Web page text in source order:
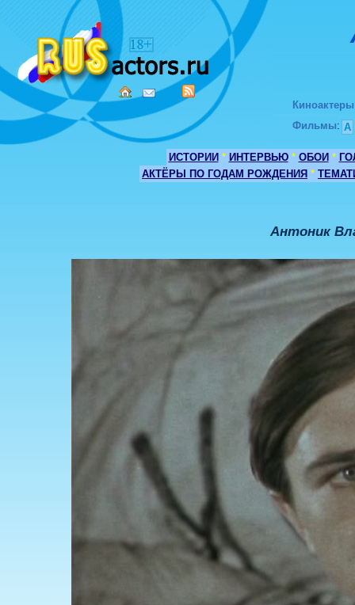
Киноактеры
Фильмы: А
ИСТОРИИ * ИНТЕРВЬЮ * ОБОИ *
АКТЁРЫ ПО ГОДАМ РОЖДЕНИЯ *
Антоник